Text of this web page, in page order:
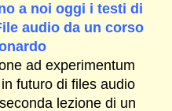
a noi oggi i testi di
audio da un corso
ad experimentum
futuro di files audio
lezione di un